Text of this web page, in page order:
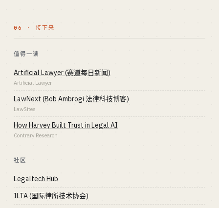
06 · 接下来
值得一读
Artificial Lawyer (赛道每日新闻)
Artificial Lawyer
LawNext (Bob Ambrogi 法律科技博客)
LawSites
How Harvey Built Trust in Legal AI
Contrary Research
社区
Legaltech Hub
ILTA (国际律所技术协会)